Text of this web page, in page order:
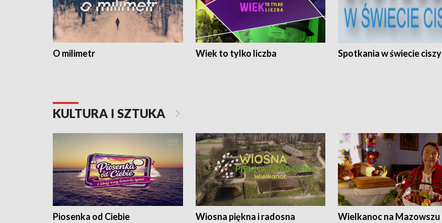
O milimetr Wiek to tylko liczba Spotkania w świecie ciszy
KULTURA I SZTUKA
Piosenka od Ciebie Wiosna piękna i radosna Wielkanoc na Mazowszu